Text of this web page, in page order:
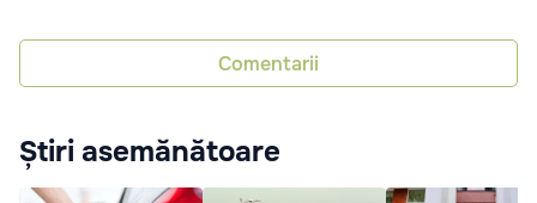
Comentarii
Știri asemănătoare